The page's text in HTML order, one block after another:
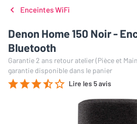
Enceintes WiFi
Denon Home 150 Noir -
Bluetooth
Garantie 2 ans retour atelier (Pièce et
garantie disponible dans le panier
Lire les 5 avis